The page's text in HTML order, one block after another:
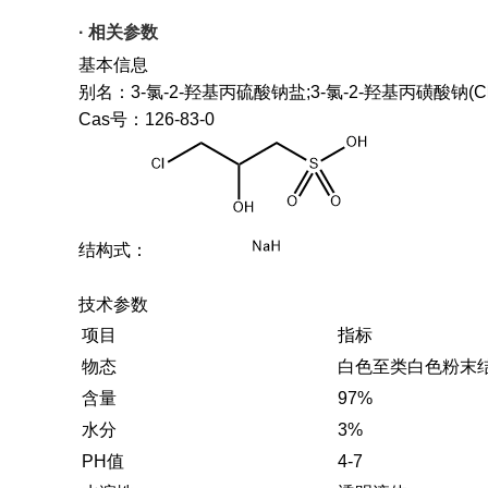
· 相关参数
基本信息
别名：3-氯-2-羟基丙硫酸钠盐;3-氯-2-羟基丙磺酸钠
Cas号：126-83-0
结构式：
技术参数
项目
指标
物态
白色至类白色粉末
含量
97%
水分
3%
PH值
4-7